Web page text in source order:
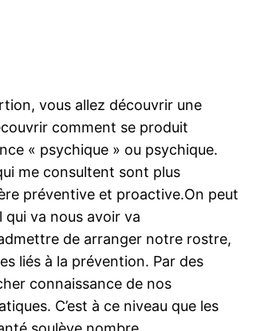
vous allez découvrir une
comment se produit
« psychique » ou psychique.
me consultent sont plus
préventive et proactive.On peut
va nous avoir va
de arranger notre rostre,
liés à la prévention. Par des
connaissance de nos
C’est à ce niveau que les